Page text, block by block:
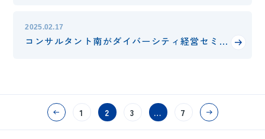
2025.02.17
コンサルタント南がダイバーシティ経営セミナーに登壇
1 2 3 … 7